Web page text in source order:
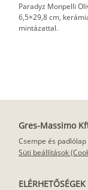
Paradyz Monpelli
6,5×29,8 cm,
mintázattal.
Gres-Massimo
Csempe és
Süti beállítások
ELÉRHETŐSÉGEK